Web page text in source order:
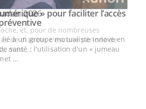
» pour faciliter l’accès
Youtube
lié à un groupe mutualiste innove en
santé : l'utilisation d'un « jumeau
...